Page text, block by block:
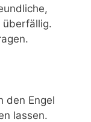
überfällig.
den Engel
lassen.